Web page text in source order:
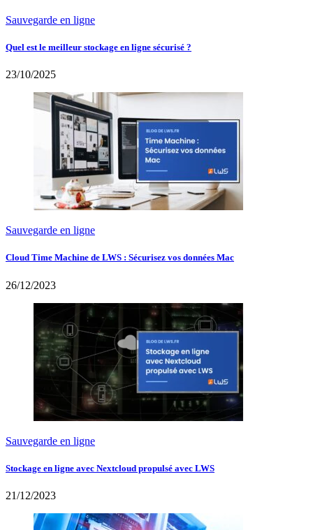
Sauvegarde en ligne
Quel est le meilleur stockage en ligne sécurisé ?
23/10/2025
Sauvegarde en ligne
Cloud Time Machine de LWS : Sécurisez vos données Mac
26/12/2023
Sauvegarde en ligne
Stockage en ligne avec Nextcloud propulsé avec LWS
21/12/2023